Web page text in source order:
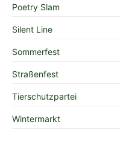
Poetry Slam
Silent Line
Sommerfest
Straßenfest
Tierschutzpartei
Wintermarkt